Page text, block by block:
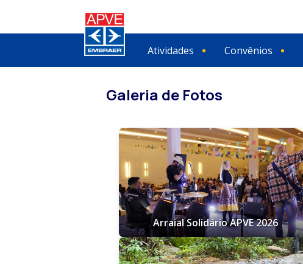
Atividades Convênios
Galeria de Fotos
Arraial Solidário APVE 2026